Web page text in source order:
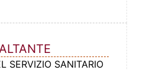
SERVIZIO SANITARIO